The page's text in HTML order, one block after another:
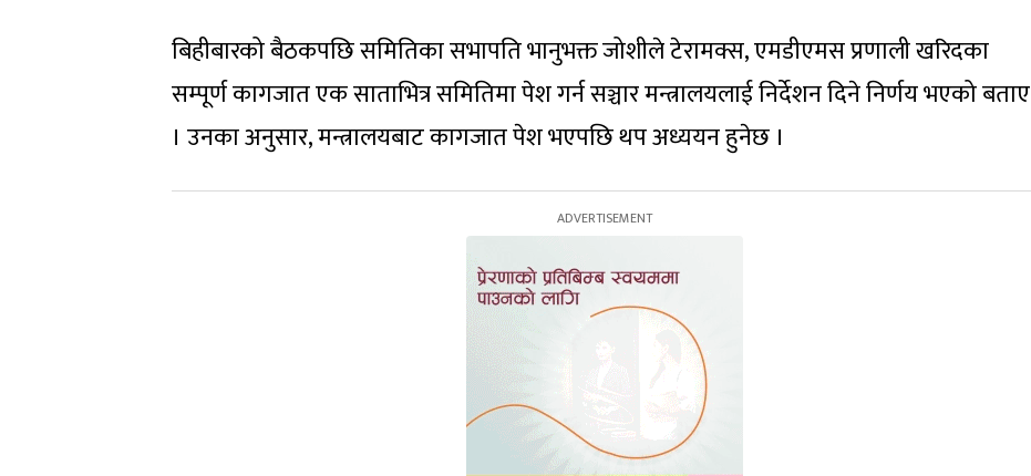
बिहीबारको बैठकपछि समितिका सभापति भानुभक्त जोशीले टेरामक्स, एमडीएमस प्रणाली खरिदका
सम्पूर्ण कागजात एक साताभित्र समितिमा पेश गर्न सञ्चार मन्त्रालयलाई निर्देशन दिने निर्णय भएको बताए
। उनका अनुसार, मन्त्रालयबाट कागजात पेश भएपछि थप अध्ययन हुनेछ ।